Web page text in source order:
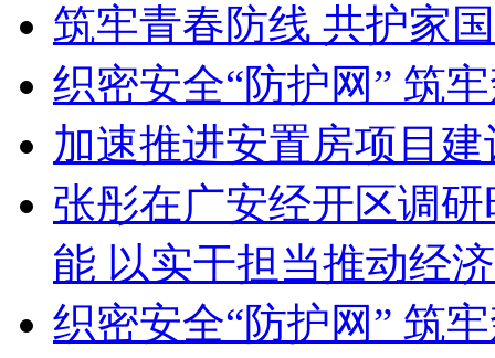
筑牢青春防线 共护家
织密安全“防护网” 筑
加速推进安置房项目
张彤在广安经开区调
能 以实干担当推动经
织密安全“防护网” 筑